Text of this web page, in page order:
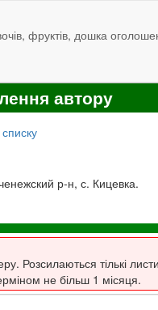
фруктів, дошка
автору
р-н, с. Кицевка.
Розсилаються тількі
не більш 1 місяця.